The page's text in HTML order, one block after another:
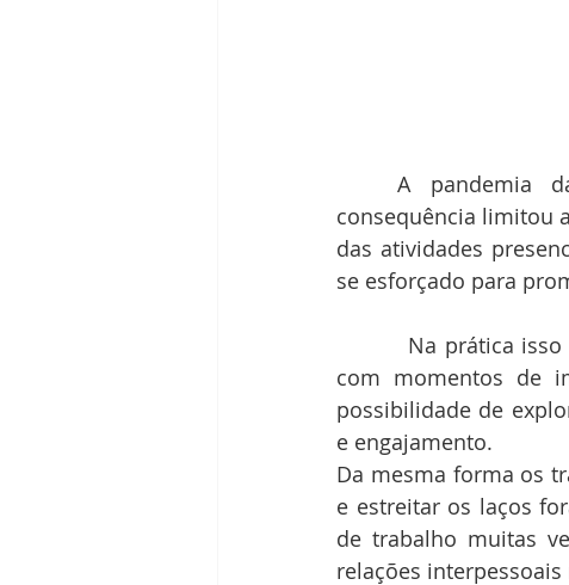
	A pandemia da Covid-19 afastou funcionários dos escritórios e, como
consequência limitou
das atividades
se esforçado para
com momentos de
possibilidade de
e engajamento.
Da mesma forma os
e estreitar os laços
de trabalho muitas
relações